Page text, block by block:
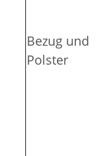
Bezug und
Polster